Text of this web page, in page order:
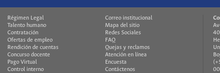
Régimen Legal
Talento humano
Contratación
Ofertas de empleo
Rendición de cuentas
Concurso docente
Pago Virtual
Control interno
Correo institucional
Mapa del sitio
Redes Sociales
FAQ
Quejas y reclamos
Atención en línea
Encuesta
Contáctenos